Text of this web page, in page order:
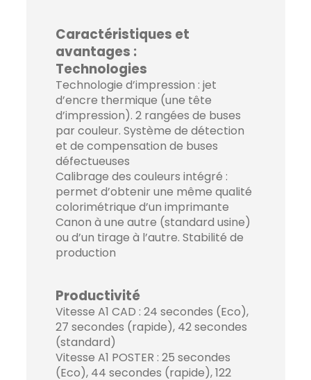
Caractéristiques et
avantages :
Technologies
Technologie d’impression : jet
d’encre thermique (une tête
d’impression). 2 rangées de buses
par couleur. Système de détection
et de compensation de buses
défectueuses
Calibrage des couleurs intégré :
permet d’obtenir une même qualité
colorimétrique d’un imprimante
Canon à une autre (standard usine)
ou d’un tirage à l’autre. Stabilité de
production
Productivité
Vitesse A1 CAD : 24 secondes (Eco),
27 secondes (rapide), 42 secondes
(standard)
Vitesse A1 POSTER : 25 secondes
(Eco), 44 secondes (rapide), 122